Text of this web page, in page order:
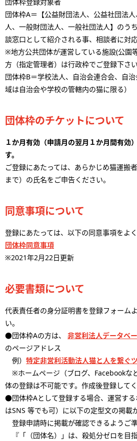
団体枠登録対象者
団体枠A＝【公益財団法人、公益社団法
人、一般財団法人、一般社団法人】のう
談窓口として紹介される事、相談者に対
※地方公共団体が運営している施設(公園
方（指定管理者）は行政枠でご登録下さい
団体枠B＝学校法人、自治会連合会、自
域は自治会や学校の管轄内の猫に限る）
団体枠のチケットについて
１か月有効（申請月の翌月１か月間有効
す。
ご登録にあたっては、あらかじめ猫運搬
まで）の氏名をご申告ください。
同意事項について
登録にあたっては、以下の同意事項をよ
団体枠同意事項
※2021年2月22日更新
必要書類について
代表責任者の身分証明書を登録フォーム
い。
●団体枠Aの方は、 非営利法人データベ
のページアドレス
例） 特定非営利活動法人猫と人を繋ぐ
※ホームページ（ブログ、Facebookな
体の登録は不可能です。作成後登録してく
●団体枠Aとして登録する場合、運営す
はSNS 等でも可）に以下の定型文の掲載
登録申請時に掲載が確認できるようご準
『「（団体名）」は、殺処分ゼロを目